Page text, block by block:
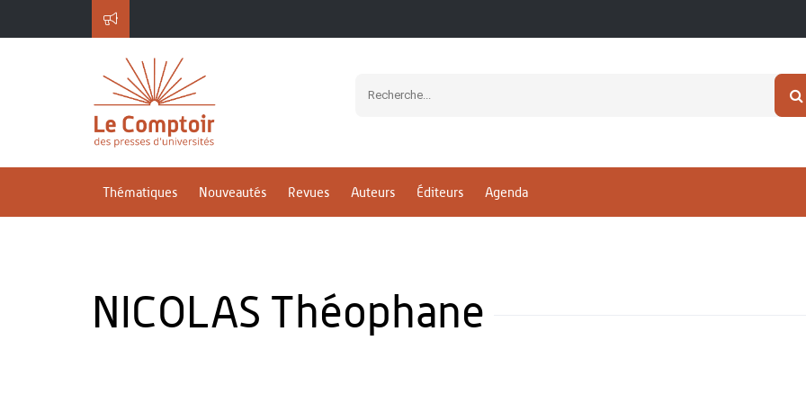
Thématiques Nouveautés Revues Auteurs Éditeurs Agenda
NICOLAS Théophane